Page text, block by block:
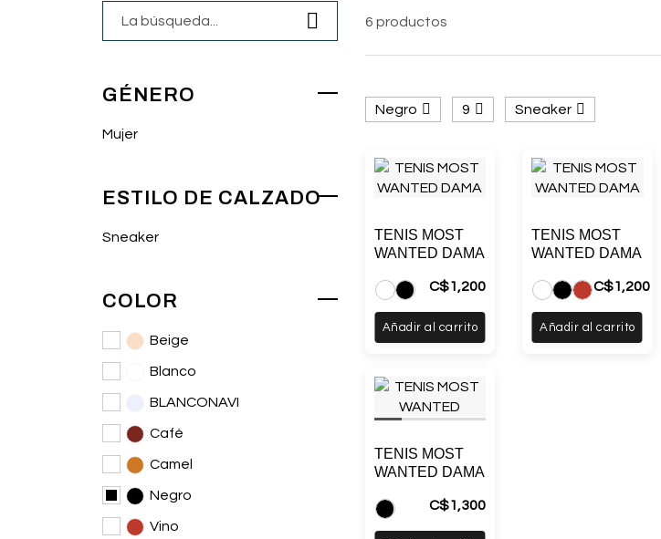
GÉNERO
Mujer
ESTILO DE CALZADO
Sneaker
COLOR
Beige
Blanco
BLANCONAVI
Café
Camel
Negro
Vino
6 productos
Negro 9 Sneaker
Añadir al carrito
TENIS MOST
WANTED DAMA
C$1,200
Añadir al carrito
TENIS MOST
WANTED DAMA
C$1,200
TENIS MOST
WANTED DAMA
C$1,300